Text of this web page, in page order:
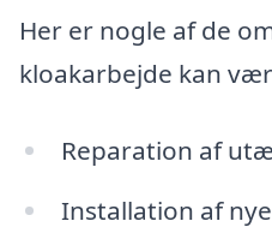
Her er nogle af de
kloakarbejde kan
Reparation af
Installation af